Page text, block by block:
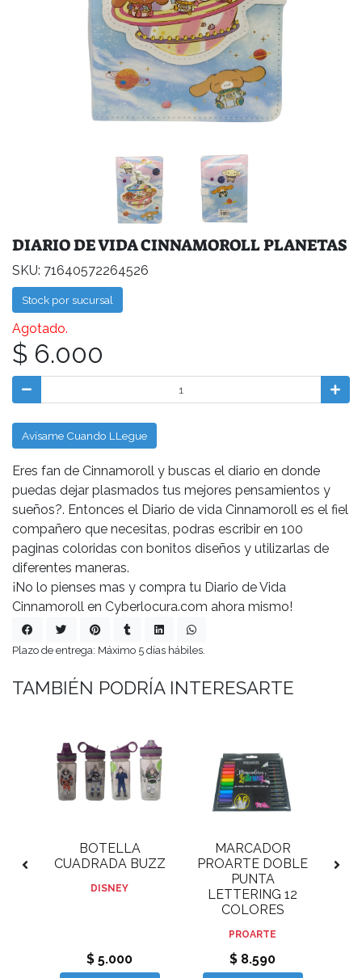
DIARIO DE VIDA CINNAMOROLL PLANETAS
SKU: 71640572264526
Stock por sucursal
Agotado.
$ 6.000
Avísame Cuando LLegue
Eres fan de Cinnamoroll y buscas el diario en donde
puedas dejar plasmados tus mejores pensamientos y
sueños?. Entonces el Diario de vida Cinnamoroll es el fiel
compañero que necesitas, podras escribir en 100
paginas coloridas con bonitos diseños y utilizarlas de
diferentes maneras.
¡No lo pienses mas y compra tu Diario de Vida
Cinnamoroll en Cyberlocura.com ahora mismo!
Plazo de entrega: Máximo 5 días hábiles.
TAMBIÉN PODRÍA INTERESARTE
BOTELLA
CUADRADA BUZZ
DISNEY
$ 5.000
MARCADOR
PROARTE DOBLE
PUNTA
LETTERING 12
COLORES
PROARTE
$ 8.590